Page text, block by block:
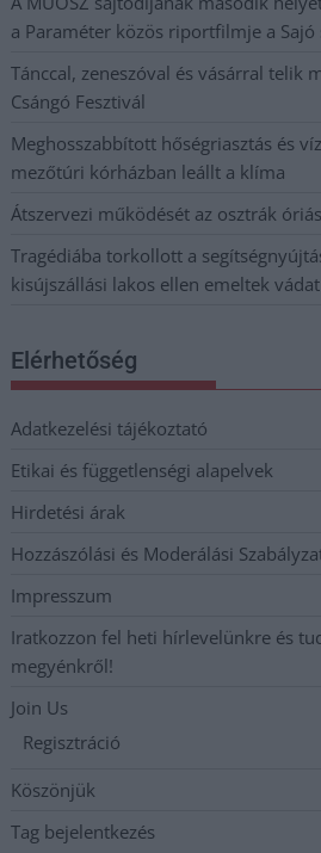
a Paraméter közös riportfilmje a Sajó
Tánccal, zeneszóval és vásárral telik
Csángó Fesztivál
Meghosszabbított hőségriasztás és
mezőtúri kórházban leállt a klíma
Átszervezi működését az osztrák
Tragédiába torkollott a
kisújszállási lakos ellen emeltek vádat
Elérhetőség
Adatkezelési tájékoztató
Etikai és függetlenségi alapelvek
Hirdetési árak
Hozzászólási és Moderálási
Impresszum
Iratkozzon fel heti hírlevelünkre és
megyénkről!
Join Us
Regisztráció
Köszönjük
Tag bejelentkezés